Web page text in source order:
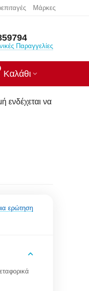
Μάρκες
Παραγγελίες
Καλάθι
υπάρχουν στα
ερώτηση